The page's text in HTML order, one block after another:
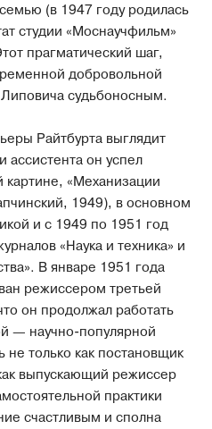
(в 1947 году родилась
студии «Моснаучфильм»
прагматический шаг,
добровольной
судьбоносным.
Райтбурта выглядит
он успел
картине, «Механизации
1949), в основном
и с 1949 по 1951 год
«Наука и техника» и
В январе 1951 года
режиссером третьей
он продолжал работать
— научно-популярной
не только как постановщик
выпускающий режиссер
практики
счастливым и сполна